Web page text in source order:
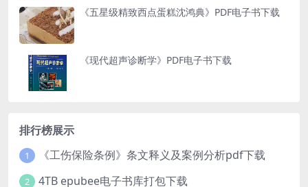
《五星级精致西点蛋糕沈鸿典》PDF电子书下载
《现代超声诊断学》PDF电子书下载
排行榜展示
1 《工伤保险条例》条文释义及案例分析pdf下载
2 4TB epubee电子书库打包下载